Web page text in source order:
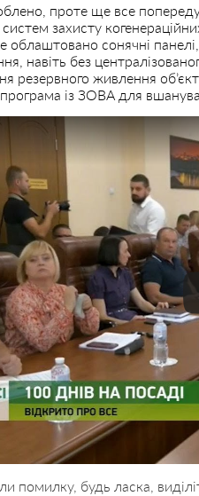
проте ще все
захисту
облаштовано сонячні
навіть без
резервного живлення
із ЗОВА для
помилку, будь ласка,